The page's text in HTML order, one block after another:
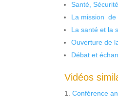
Santé,
La mission de
La santé et la
Ouverture de
Débat et
Vidéos
Conférence